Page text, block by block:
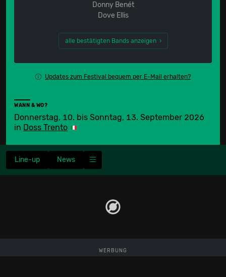
Donny Benét
Dove Ellis
alle bestätigten Bands anzeigen ›
Updates zum Festival bequem per E-Mail erhalten?
WANN & WO?
Donnerstag, 10. bis Sonntag, 13. September 2026
in Doss Trento
Line-up News
WERBUNG